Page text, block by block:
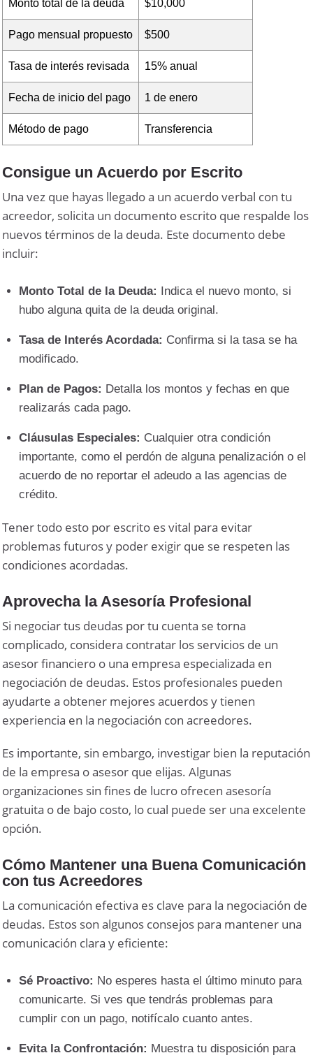
Monto total de la deuda $10,000
Pago mensual propuesto $500
Tasa de interés revisada 15% anual
Fecha de inicio del pago 1 de enero
Método de pago Transferencia
Consigue un Acuerdo por Escrito
Una vez que hayas llegado a un acuerdo verbal con tu
acreedor, solicita un documento escrito que respalde los
nuevos términos de la deuda. Este documento debe
incluir:
Monto Total de la Deuda: Indica el nuevo monto, si
hubo alguna quita de la deuda original.
Tasa de Interés Acordada: Confirma si la tasa se ha
modificado.
Plan de Pagos: Detalla los montos y fechas en que
realizarás cada pago.
Cláusulas Especiales: Cualquier otra condición
importante, como el perdón de alguna penalización o el
acuerdo de no reportar el adeudo a las agencias de
crédito.
Tener todo esto por escrito es vital para evitar
problemas futuros y poder exigir que se respeten las
condiciones acordadas.
Aprovecha la Asesoría Profesional
Si negociar tus deudas por tu cuenta se torna
complicado, considera contratar los servicios de un
asesor financiero o una empresa especializada en
negociación de deudas. Estos profesionales pueden
ayudarte a obtener mejores acuerdos y tienen
experiencia en la negociación con acreedores.
Es importante, sin embargo, investigar bien la reputación
de la empresa o asesor que elijas. Algunas
organizaciones sin fines de lucro ofrecen asesoría
gratuita o de bajo costo, lo cual puede ser una excelente
opción.
Cómo Mantener una Buena Comunicación
con tus Acreedores
La comunicación efectiva es clave para la negociación de
deudas. Estos son algunos consejos para mantener una
comunicación clara y eficiente:
Sé Proactivo: No esperes hasta el último minuto para
comunicarte. Si ves que tendrás problemas para
cumplir con un pago, notifícalo cuanto antes.
Evita la Confrontación: Muestra tu disposición para